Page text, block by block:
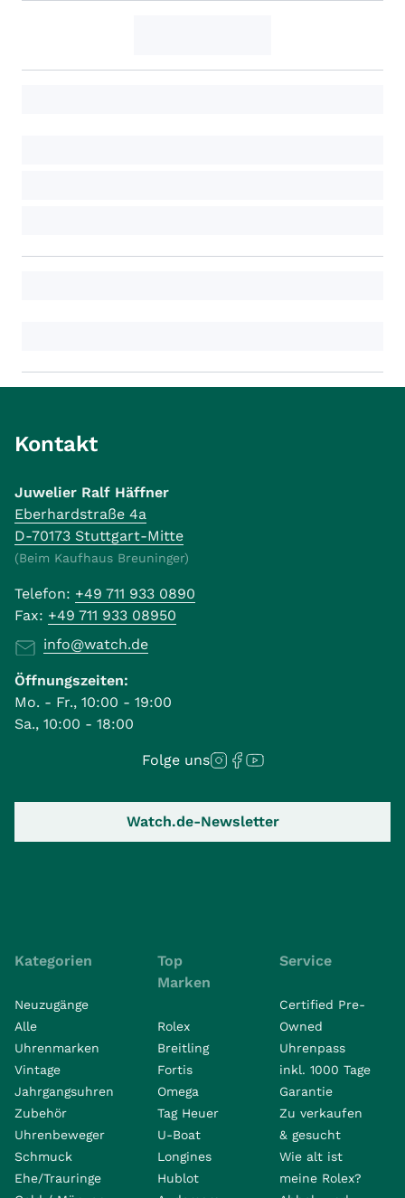
Kontakt
Juwelier Ralf Häffner
Eberhardstraße 4a
D-70173 Stuttgart-Mitte
(Beim Kaufhaus Breuninger)
Telefon: +49 711 933 0890
Fax: +49 711 933 08950
info@watch.de
Öffnungszeiten:
Mo. - Fr., 10:00 - 19:00
Sa., 10:00 - 18:00
Folge uns
Watch.de-Newsletter
Kategorien
Neuzugänge
Alle
Uhrenmarken
Vintage
Jahrgangsuhren
Zubehör
Uhrenbeweger
Schmuck
Ehe/Trauringe
Top
Marken
Rolex
Breitling
Fortis
Omega
Tag Heuer
U-Boat
Longines
Hublot
Service
Certified Pre-
Owned
Uhrenpass
inkl. 1000 Tage
Garantie
Zu verkaufen
& gesucht
Wie alt ist
meine Rolex?